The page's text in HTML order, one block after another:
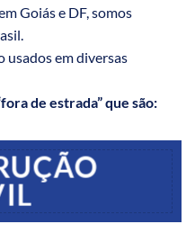
Goiás e DF, somos
usados em diversas
de estrada” que são: